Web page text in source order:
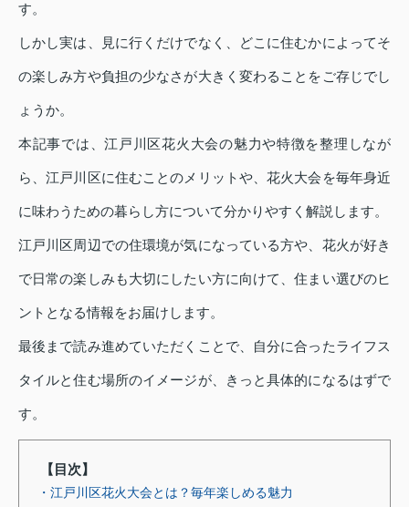
す。
しかし実は、見に行くだけでなく、どこに住むかによってそ
の楽しみ方や負担の少なさが大きく変わることをご存じでし
ょうか。
本記事では、江戸川区花火大会の魅力や特徴を整理しなが
ら、江戸川区に住むことのメリットや、花火大会を毎年身近
に味わうための暮らし方について分かりやすく解説します。
江戸川区周辺での住環境が気になっている方や、花火が好き
で日常の楽しみも大切にしたい方に向けて、住まい選びのヒ
ントとなる情報をお届けします。
最後まで読み進めていただくことで、自分に合ったライフス
タイルと住む場所のイメージが、きっと具体的になるはずで
す。
【目次】
・江戸川区花火大会とは？毎年楽しめる魅力